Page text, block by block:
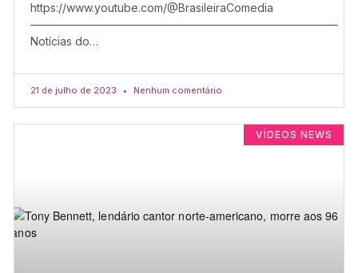
https://www.youtube.com/@BrasileiraComedia
–––––––––––––––––––––––––––––––––––––––––––––––––––––––
Notícias do…
21 de julho de 2023 Nenhum comentário
VÍDEOS NEWS